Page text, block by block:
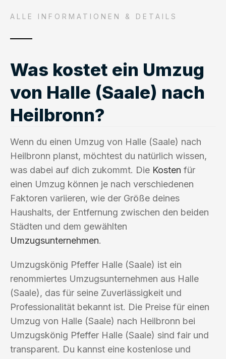
ALLE INFORMATIONEN & DETAILS
Was kostet ein Umzug
von Halle (Saale) nach
Heilbronn?
Wenn du einen Umzug von Halle (Saale) nach
Heilbronn planst, möchtest du natürlich wissen,
was dabei auf dich zukommt. Die Kosten für
einen Umzug können je nach verschiedenen
Faktoren variieren, wie der Größe deines
Haushalts, der Entfernung zwischen den beiden
Städten und dem gewählten
Umzugsunternehmen.
Umzugskönig Pfeffer Halle (Saale) ist ein
renommiertes Umzugsunternehmen aus Halle
(Saale), das für seine Zuverlässigkeit und
Professionalität bekannt ist. Die Preise für einen
Umzug von Halle (Saale) nach Heilbronn bei
Umzugskönig Pfeffer Halle (Saale) sind fair und
transparent. Du kannst eine kostenlose und